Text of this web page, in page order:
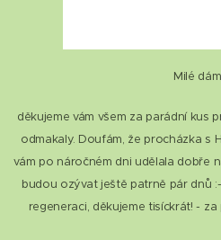
Milé
děkujeme vám všem za parádní kus
odmakaly. Doufám, že procházka s
vám po náročném dni udělala dobře
budou ozývat ještě patrně pár dnů
regeneraci, děkujeme tisíckrát! -